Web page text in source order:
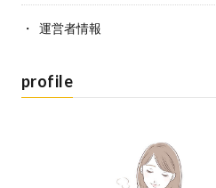
運営者情報
profile